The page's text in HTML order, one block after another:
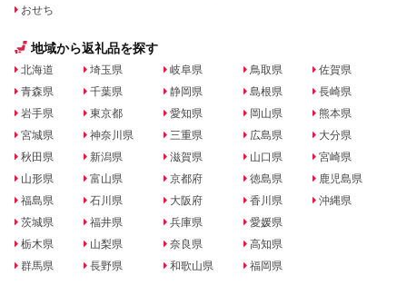
おせち
地域から返礼品を探す
北海道
青森県
岩手県
宮城県
秋田県
山形県
福島県
茨城県
栃木県
群馬県
埼玉県
千葉県
東京都
神奈川県
新潟県
富山県
石川県
福井県
山梨県
長野県
岐阜県
静岡県
愛知県
三重県
滋賀県
京都府
大阪府
兵庫県
奈良県
和歌山県
鳥取県
島根県
岡山県
広島県
山口県
徳島県
香川県
愛媛県
高知県
福岡県
佐賀県
長崎県
熊本県
大分県
宮崎県
鹿児島県
沖縄県